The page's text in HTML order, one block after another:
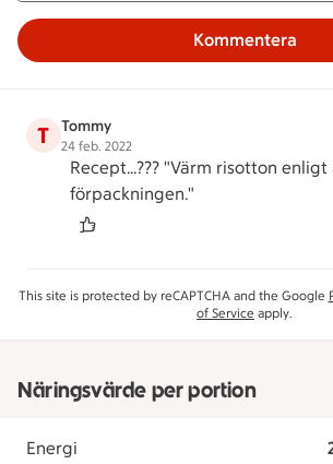
Kommentera
T Tommy
24 feb. 2022
Recept...??? "Värm risotton
förpackningen."
This site is protected by reCAPTCHA and the Google
of Service apply.
Näringsvärde per portion
Energi